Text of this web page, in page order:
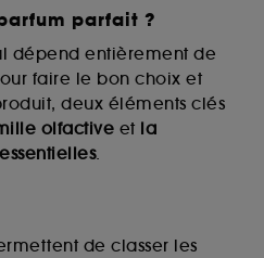
parfait ?
dépend entièrement de
faire le bon choix et
deux éléments clés
olfactive et la
.
de classer les